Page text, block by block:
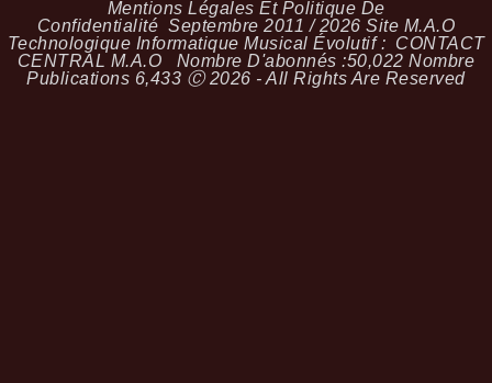
Mentions Légales Et Politique De
Confidentialité Septembre 2011 / 2026 Site M.A.O
Technologique Informatique Musical Évolutif : CONTACT
CENTRAL M.A.O Nombre D'abonnés :50,022 Nombre
Publications 6,433 Ⓒ 2026 - All Rights Are Reserved